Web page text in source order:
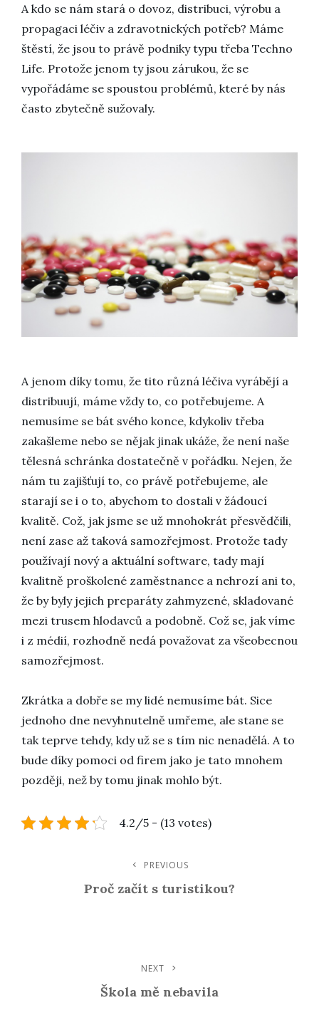
A kdo se nám stará o dovoz, distribuci, výrobu a
propagaci léčiv a zdravotnických potřeb? Máme
štěstí, že jsou to právě podniky typu třeba Techno
Life. Protože jenom ty jsou zárukou, že se
vypořádáme se spoustou problémů, které by nás
často zbytečně sužovaly.
A jenom díky tomu, že tito různá léčiva vyrábějí a
distribuují, máme vždy to, co potřebujeme. A
nemusíme se bát svého konce, kdykoliv třeba
zakašleme nebo se nějak jinak ukáže, že není naše
tělesná schránka dostatečně v pořádku. Nejen, že
nám tu zajišťují to, co právě potřebujeme, ale
starají se i o to, abychom to dostali v žádoucí
kvalitě. Což, jak jsme se už mnohokrát přesvědčili,
není zase až taková samozřejmost. Protože tady
používají nový a aktuální software, tady mají
kvalitně proškolené zaměstnance a nehrozí ani to,
že by byly jejich preparáty zahmyzené, skladované
mezi trusem hlodavců a podobně. Což se, jak víme
i z médií, rozhodně nedá považovat za všeobecnou
samozřejmost.
Zkrátka a dobře se my lidé nemusíme bát. Sice
jednoho dne nevyhnutelně umřeme, ale stane se
tak teprve tehdy, kdy už se s tím nic nenadělá. A to
bude díky pomoci od firem jako je tato mnohem
později, než by tomu jinak mohlo být.
4.2/5 - (13 votes)
PREVIOUS
Proč začít s turistikou?
NEXT
Škola mě nebavila